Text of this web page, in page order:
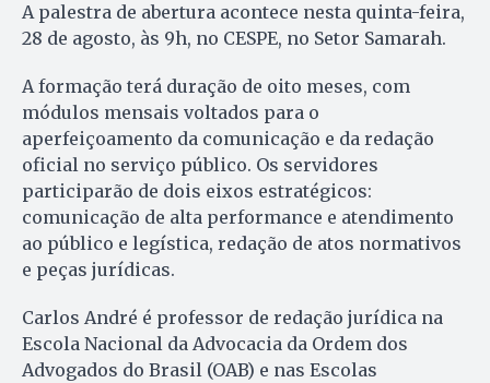
A palestra de abertura acontece nesta quinta-feira,
28 de agosto, às 9h, no CESPE, no Setor Samarah.
A formação terá duração de oito meses, com
módulos mensais voltados para o
aperfeiçoamento da comunicação e da redação
oficial no serviço público. Os servidores
participarão de dois eixos estratégicos:
comunicação de alta performance e atendimento
ao público e legística, redação de atos normativos
e peças jurídicas.
Carlos André é professor de redação jurídica na
Escola Nacional da Advocacia da Ordem dos
Advogados do Brasil (OAB) e nas Escolas